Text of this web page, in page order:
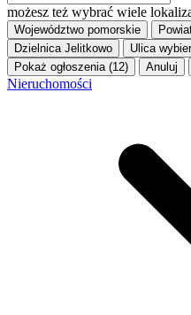
możesz też wybrać wiele
Województwo pomorskie
Dzielnica Jelitkowo Ulica
Pokaż ogłoszenia (12)
Anuluj
Nieruchomości